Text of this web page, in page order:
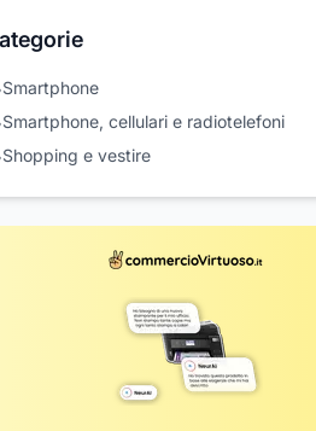
Smartphone
Smartphone, cellulari e radiotelefoni
Shopping e vestire